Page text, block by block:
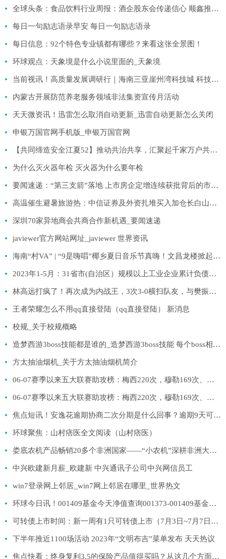
全球头条：食品饮料行业周报：酒企股东会传递信心 顺鑫推进地产剥离
每日一句励志语录早安 每日一句励志语录
每日信息：92个特色专业镇都有哪些？来看这张全景图！
环球观点：天象境是什么小说里面的_天象境
当前视讯！高质量发展调研行｜海南三亚崖州湾科技城 科技创新带动产业跨越式发展
内蒙古开展防范养老服务领域非法集资宣传月活动
天天微资讯！迅雷怎么取消自动更新_迅雷自动更新怎么关闭
申银万国官网手机版_申银万国官网
【共同缔造安全江夏52】推动共治共享，汇聚起千家万户共抓安全的“大力量”
为什么灭火器年检 灭火器为什么要年检
要闻速递：“第三支箭”落地 上市房企定增连续获批背后的市场脉搏
高温催生避暑旅游热：中信证券及外资扎堆买入加仓长白山，涨停还有几个？
深圳70家异地商会共商合作新机遇_要闻速递
javiewer官方网站网址_javiewer 世界资讯
海南“村VA” | “9是嗨唱”椰乡夏日音乐节真嗨！文昌龙楼掀起音乐热浪
2023年1-5月：31省市(自治区）规模以上工业企业累计负债合计排行出炉，广东省为118764.9亿元，居全国榜首
林高远打疯了！再次成为内战王，3次3-0横扫队友，与樊振东争冠军 天天亮点
王者荣耀怎么不用qq直接登陆（qq直接登陆） 新消息
校规_关于校规概略
造梦西游3boss技能都是谁的_造梦西游3boss技能 每个boss相对应的技能 说全了
方太抽油烟机_关于方太抽油烟机简介
06-07赛季以来五大联赛助攻榜：梅西220次，穆勒169次、小法139次
06-07赛季以来五大联赛助攻榜：梅西220次，穆勒169次、小法139次-全球速看
焦点短讯！安逸花逾期协商二次分期是什么回事？逾期9天可以只还清当月的欠款吗？
环球聚焦：山村痞医全文阅读（山村痞医）
娄底农机产品畅销20多个非洲国家——“小农机”深耕非洲大市场_全球新要闻
中兴欧建新月薪_欧建新 中兴通讯子公司中兴网信员工
win7登录网上邻居_win7网上邻居在哪里_世界热文
环球今日讯！001409基金今天净值查询001373-001409基金今天净值查询001175
可转债上市时间：新一周有1只可转债上市（7月3日~7月7日） 当前要闻
下半年推近1100场活动 2023年“文明布吉”菜单发布 天天热议
焦点快看：终身复利3.5的保险产品值得买吗？从这几个方面来看